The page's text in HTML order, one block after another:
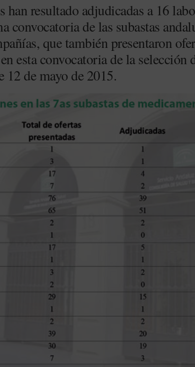
han resultado adjudicadas a 16
convocatoria de las subastas
que también presentaron
esta convocatoria de la selección
12 de mayo de 2015.